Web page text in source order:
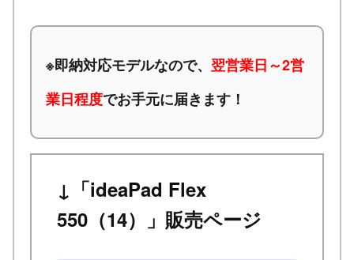
※即納対応モデルなので、 翌営業日～2営
業日程度でお手元に届きます！
↓「ideaPad Flex
550（14）」販売ページ